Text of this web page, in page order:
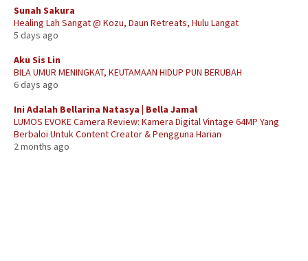
Sunah Sakura
Healing Lah Sangat @ Kozu, Daun Retreats, Hulu Langat
5 days ago
Aku Sis Lin
BILA UMUR MENINGKAT, KEUTAMAAN HIDUP PUN BERUBAH
6 days ago
Ini Adalah Bellarina Natasya | Bella Jamal
LUMOS EVOKE Camera Review: Kamera Digital Vintage 64MP Yang
Berbaloi Untuk Content Creator & Pengguna Harian
2 months ago